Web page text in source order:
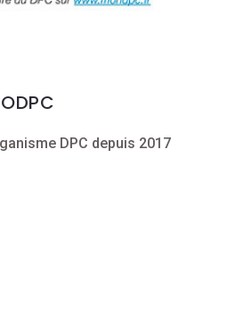
ODPC
DPC depuis 2017